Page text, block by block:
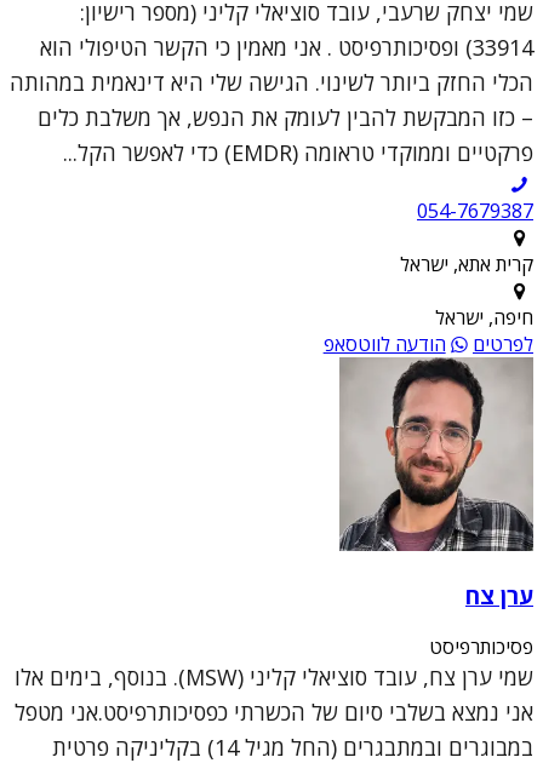
שמי יצחק שרעבי, עובד סוציאלי קליני (מספר רישיון:
33914) ופסיכותרפיסט . אני מאמין כי הקשר הטיפולי הוא
הכלי החזק ביותר לשינוי. הגישה שלי היא דינאמית במהותה
– כזו המבקשת להבין לעומק את הנפש, אך משלבת כלים
פרקטיים וממוקדי טראומה (EMDR) כדי לאפשר הקל...
054-7679387
קרית אתא, ישראל
חיפה, ישראל
לפרטים
הודעה לווטסאפ
ערן צח
פסיכותרפיסט
שמי ערן צח, עובד סוציאלי קליני (MSW). בנוסף, בימים אלו
אני נמצא בשלבי סיום של הכשרתי כפסיכותרפיסט.אני מטפל
במבוגרים ובמתבגרים (החל מגיל 14) בקליניקה פרטית